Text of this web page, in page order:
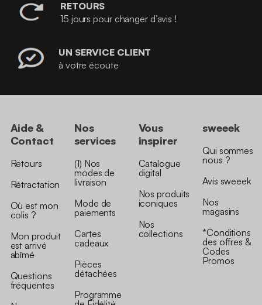
RETOURS
15 jours pour changer d’avis !
UN SERVICE CLIENT
à votre écoute
Aide &
Contact
Retours
Rétractation
Où est mon
colis ?
Mon produit
est arrivé
abîmé
Questions
fréquentes
Nos
services
(1) Nos
modes de
livraison
Mode de
paiements
Cartes
cadeaux
Pièces
détachées
Programme
Vous
inspirer
Catalogue
digital
Nos produits
iconiques
Nos
collections
sweeek
Qui sommes
nous ?
Avis sweeek
Nos
magasins
*Conditions
des offres &
Codes
Promos